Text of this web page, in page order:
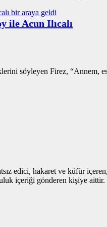
ile Acun Ilıcalı
söyleyen Firez,
edici, hakaret ve küfür
içeriği gönderen kişiye aittir.